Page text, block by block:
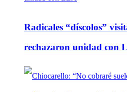
Radicales “díscolos”
rechazaron unidad con